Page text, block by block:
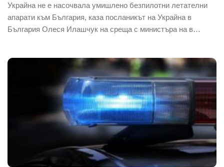
Украйна не е насочвала умишлено безпилотни летателни
апарати към България, каза посланикът на Украйна в
България Олеся Илашчук на среща с министъра на в…